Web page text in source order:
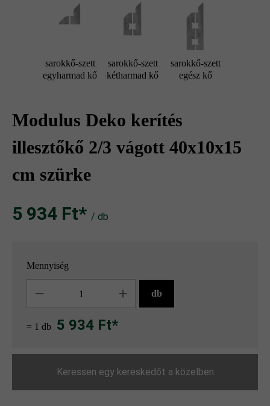
sarokkő-szett
egyharmad kő
sarokkő-szett
kétharmad kő
sarokkő-szett
egész kő
Modulus Deko kerítés
illesztőkő 2/3 vágott 40x10x15
cm szürke
5 934 Ft‎‎‎* / db
Mennyiség
db
= 1 db 5 934 Ft*
Keressen egy kereskedőt a közelben